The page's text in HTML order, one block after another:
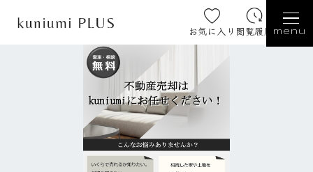
お気に入り 閲覧履歴 menu